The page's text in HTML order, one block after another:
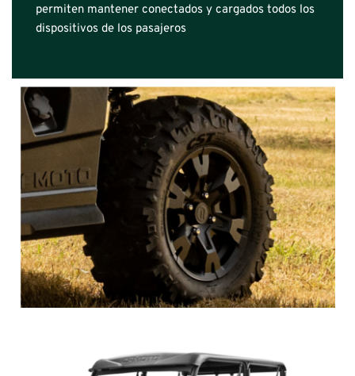
permiten mantener conectados y cargados todos los
dispositivos de los pasajeros